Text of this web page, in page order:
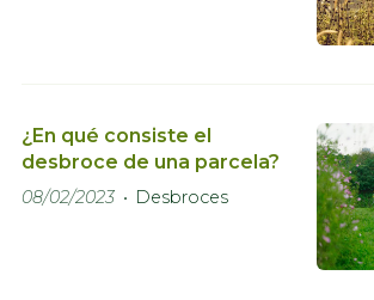
¿En qué consiste el
desbroce de una parcela?
08/02/2023 Desbroces